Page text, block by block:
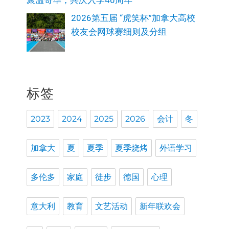
2026第五届 “虎笑杯”加拿大高校
校友会网球赛细则及分组
标签
2023 2024 2025 2026 会计 冬
加拿大 夏 夏季 夏季烧烤 外语学习
多伦多 家庭 徒步 德国 心理
意大利 教育 文艺活动 新年联欢会